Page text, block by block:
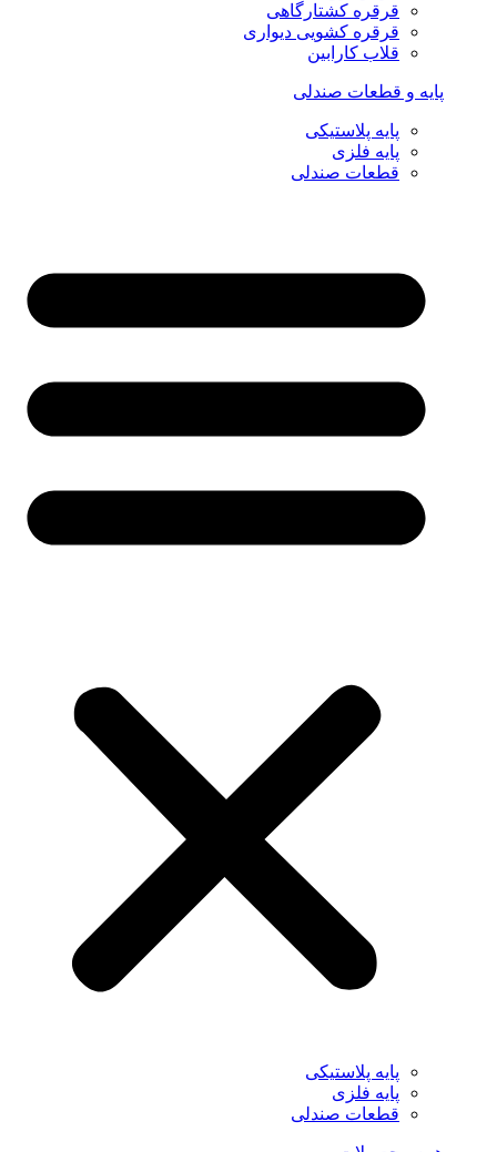
قرقره کشتارگاهی
قرقره کشویی دیواری
قلاب کارابین
پایه و قطعات صندلی
پایه پلاستیکی
پایه فلزی
قطعات صندلی
پایه پلاستیکی
پایه فلزی
قطعات صندلی